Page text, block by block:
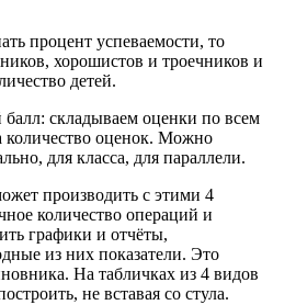
процент успеваемости, то
хорошистов и троечников и
детей.
складываем оценки по всем
количество оценок. Можно
для класса, для параллели.
производить с этими 4
количество операций и
графики и отчёты,
из них показатели. Это
На табличках из 4 видов
не вставая со стула.